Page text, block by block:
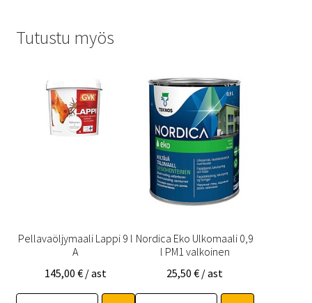
Tutustu myös
Pellavaöljymaali Lappi 9 l
A
145,00 € / ast
Nordica Eko Ulkomaali 0,9
l PM1 valkoinen
25,50€ / ast